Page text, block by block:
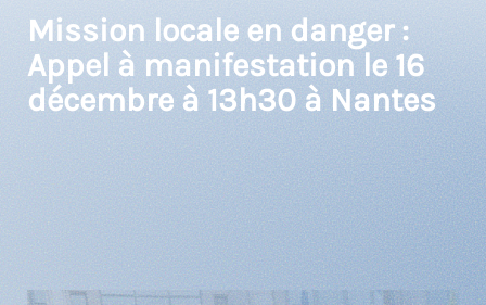
Mission locale en danger :
Appel à manifestation le 16
décembre à 13h30 à Nantes